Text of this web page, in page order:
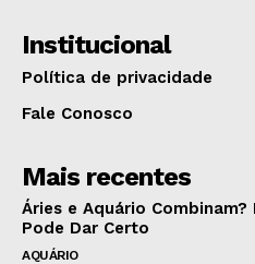
Institucional
Política de privacidade
Fale Conosco
Mais recentes
Áries e Aquário Combinam?
Pode Dar Certo
AQUÁRIO